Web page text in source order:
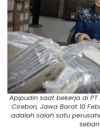
Apipudin saat bekerja di
Cirebon, Jawa Barat 10
adalah salah satu